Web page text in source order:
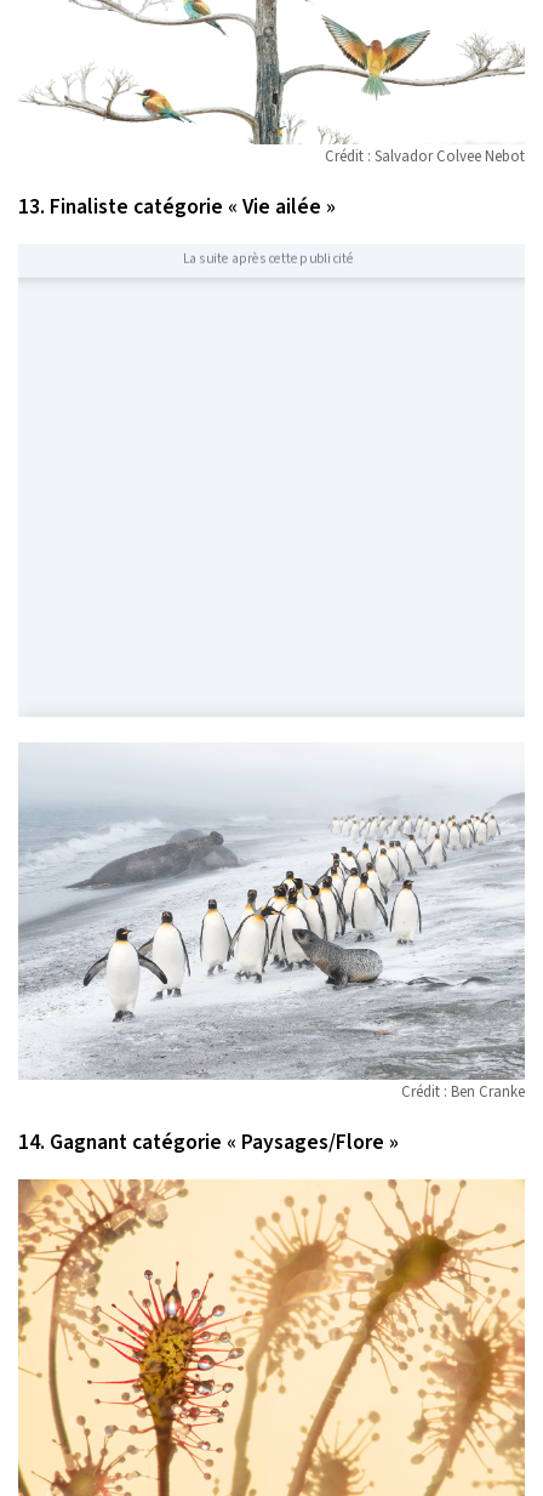
Crédit : Salvador Colvee Nebot
13. Finaliste catégorie « Vie ailée »
La suite après cette publicité
Crédit : Ben Cranke
14. Gagnant catégorie « Paysages/Flore »